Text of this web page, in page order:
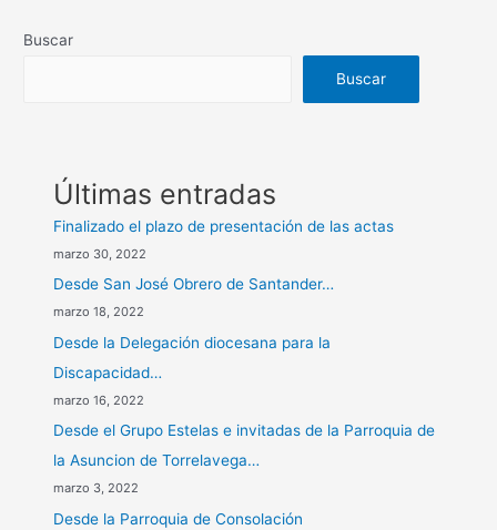
Buscar
Buscar
Últimas entradas
Finalizado el plazo de presentación de las actas
marzo 30, 2022
Desde San José Obrero de Santander…
marzo 18, 2022
Desde la Delegación diocesana para la
Discapacidad…
marzo 16, 2022
Desde el Grupo Estelas e invitadas de la Parroquia de
la Asuncion de Torrelavega…
marzo 3, 2022
Desde la Parroquia de Consolación